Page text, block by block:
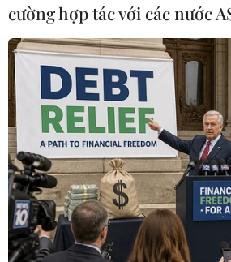
Vào giữa tháng 5 năm nay,
tuyên bố đã chặn bắt được
nghi ngờ thuộc nhóm Boko
của những người này khi họ
khỏi cuộc giao tranh "đẫm
Nigeria.
Tại khu vực Diffa, nơi thường
công của Boko Haram và
tình hình đã có dấu hiệu tạm
năm đến nay./.
cường hợp tác với các nước